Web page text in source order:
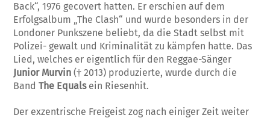
Back“, 1976 gecovert hatten. Er erschien auf dem
Erfolgsalbum „The Clash“ und wurde besonders in der
Londoner Punkszene beliebt, da die Stadt selbst mit
Polizei- gewalt und Kriminalität zu kämpfen hatte. Das
Lied, welches er eigentlich für den Reggae-Sänger
Junior Murvin († 2013) produzierte, wurde durch die
BandThe Equalsein Riesenhit.
Der exzentrische Freigeist zog nach einiger Zeit weiter